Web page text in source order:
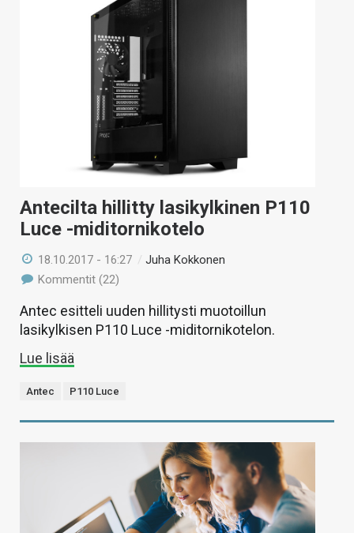
Antecilta hillitty lasikylkinen P110
Luce -miditornikotelo
18.10.2017 - 16:27 /Juha Kokkonen
Kommentit (22)
Antec esitteli uuden hillitysti muotoillun
lasikylkisen P110 Luce -miditornikotelon.
Lue lisää
Antec P110 Luce